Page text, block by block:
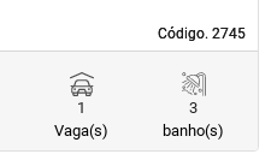
Código. 2745
Código. 2745
1
Vaga(s)
3
banho(s)